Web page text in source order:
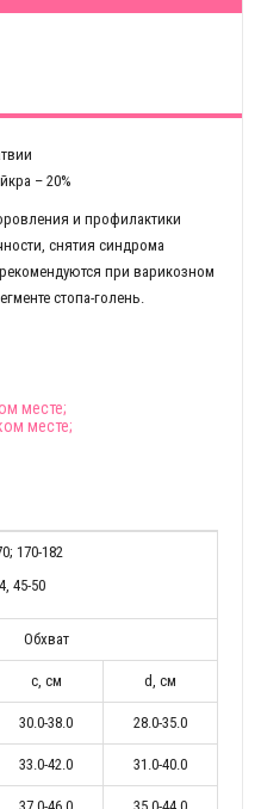
– 20%
и профилактики
снятия синдрома
при варикозном
стопа-голень.
месте;
месте;
170-182
45-50
Обхват
c, cм d, cм
30.0-38.0 28.0-35.0
33.0-42.0 31.0-40.0